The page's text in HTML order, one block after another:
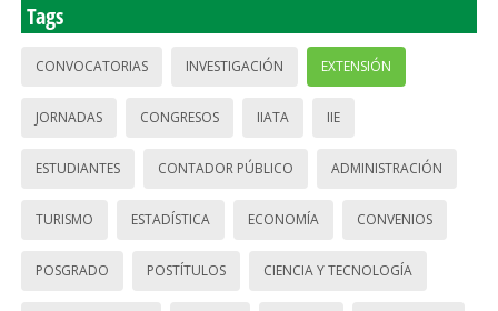
Tags
CONVOCATORIAS INVESTIGACIÓN EXTENSIÓN
JORNADAS CONGRESOS IIATA IIE
ESTUDIANTES CONTADOR PÚBLICO ADMINISTRACIÓN
TURISMO ESTADÍSTICA ECONOMÍA CONVENIOS
POSGRADO POSTÍTULOS CIENCIA Y TECNOLOGÍA